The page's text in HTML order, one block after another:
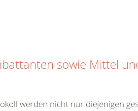
sowie Mittel
werden nicht nur diejenigen